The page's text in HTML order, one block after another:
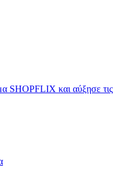
SHOPFLIX και αύξησε τις